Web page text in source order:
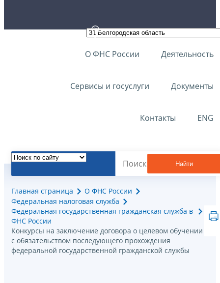
О ФНС России Деятельность
Сервисы и госуслуги Документы
Контакты ENG
Найти
Главная страница
О ФНС России
Федеральная налоговая служба
Федеральная государственная гражданская служба в
ФНС России
Конкурсы на заключение договора о целевом обучении
с обязательством последующего прохождения
федеральной государственной гражданской службы